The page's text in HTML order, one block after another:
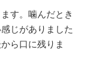
す。噛んだとき
じがありました
ら口に残りま